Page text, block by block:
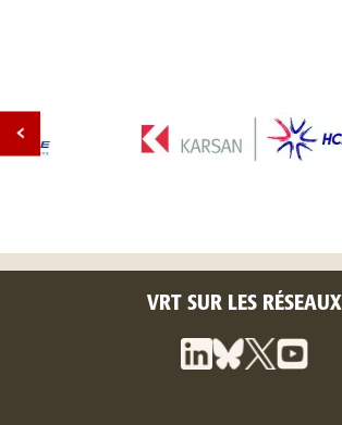
VRT SUR LES RÉSEAUX